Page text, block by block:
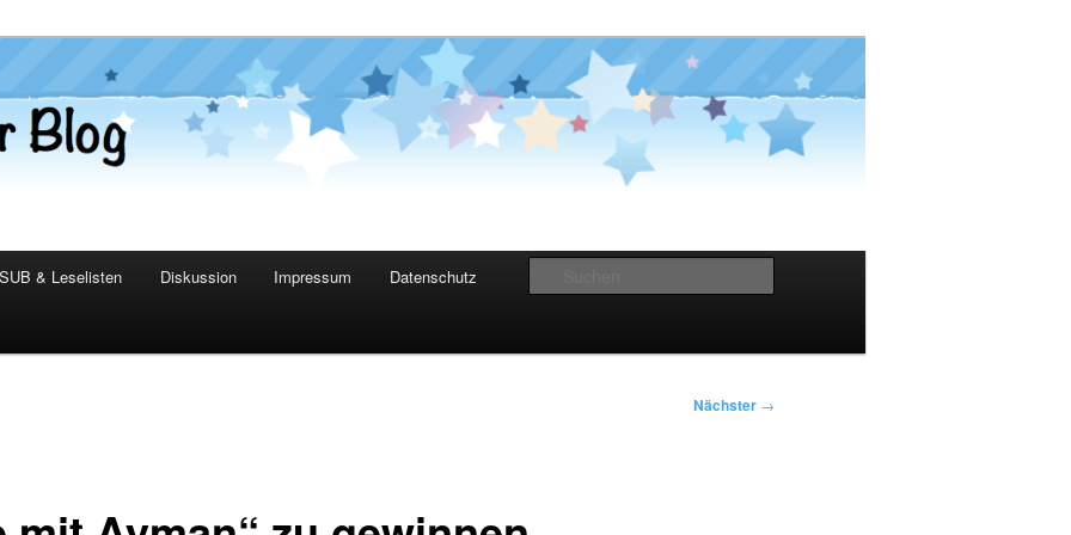
Blog
SUB & Leselisten Diskussion Impressum Datenschutz
Nächster →